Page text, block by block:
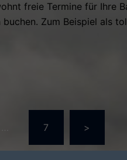
freie Termine für Ihre
Zum Beispiel als
7 >